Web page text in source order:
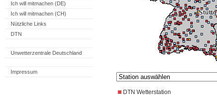
Ich will mitmachen (DE)
Ich will mitmachen (CH)
Nützliche Links
DTN
Unwetterzentrale Deutschland
Impressum
DTN Wetterstation